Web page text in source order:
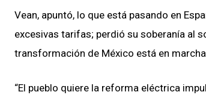
Vean, apuntó, lo que está pasando en
excesivas tarifas; perdió su soberanía al
transformación de México está en
“El pueblo quiere la reforma eléctrica